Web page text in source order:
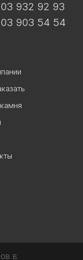
932 92 93
903 54 54
в